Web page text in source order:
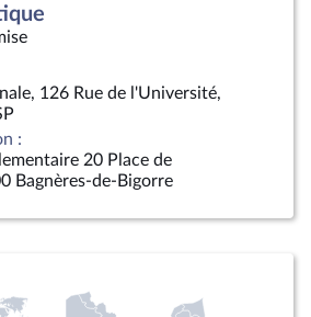
126 Rue de l'Université,
:
20 Place de
Bagnères-de-Bigorre